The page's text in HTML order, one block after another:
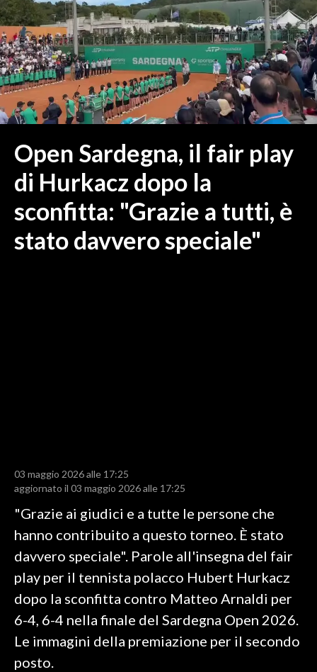
MEDIO CAMPIDANO
ORISTANO E PROVINCIA
SASSARI E PROVINCIA
GALLURA
NUORO E PROVINCIA
OGLIASTRA
CRONACA
ITALIA
MONDO
POLITICA
CALCIO
CALCIO REGIONALE
BASKET
VOLLEY
MOTORI
TENNIS
ALTRI SPORT
SPETTACOLI
Open Sardegna, il fair play
di Hurkacz dopo la
sconfitta: "Grazie a tutti, è
stato davvero speciale"
03 maggio 2026 alle 17:25
aggiornato il 03 maggio 2026 alle 17:25
"Grazie ai giudici e a tutte le persone che
hanno contribuito a questo torneo. È stato
davvero speciale". Parole all'insegna del fair
play per il tennista polacco Hubert Hurkacz
dopo la sconfitta contro Matteo Arnaldi per
6-4, 6-4 nella finale del Sardegna Open 2026.
Le immagini della premiazione per il secondo
posto.